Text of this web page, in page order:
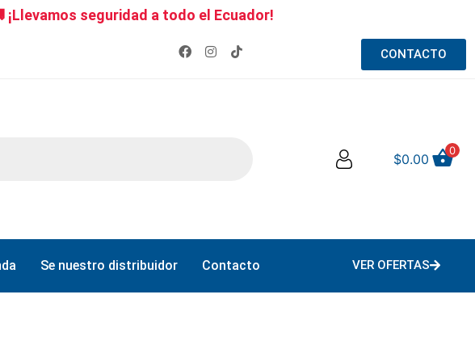
seguridad a todo el Ecuador!
CONTACTO
$0.00
0
Se nuestro distribuidor Contacto VER OFERTAS